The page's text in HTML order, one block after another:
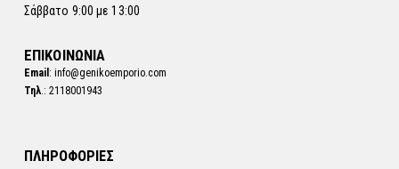
Σάββατο 9:00 με 13:00
ΕΠΙΚΟΙΝΩΝΙΑ
Email : info@genikoemporio.com
Τηλ.: 2118001943
ΠΛΗΡΟΦΟΡΙΕΣ